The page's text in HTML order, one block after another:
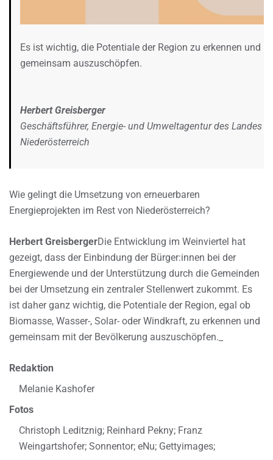
Es ist wichtig, die Potentiale der Region zu erkennen und
gemeinsam auszuschöpfen.
Herbert Greisberger
Geschäftsführer, Energie- und Umweltagentur des Landes
Niederösterreich
Wie gelingt die Umsetzung von erneuerbaren
Energieprojekten im Rest von Niederösterreich?
Herbert GreisbergerDie Entwicklung im Weinviertel hat
gezeigt, dass der Einbindung der Bürger:innen bei der
Energiewende und der Unterstützung durch die Gemeinden
bei der Umsetzung ein zentraler Stellenwert zukommt. Es
ist daher ganz wichtig, die Potentiale der Region, egal ob
Biomasse, Wasser-, Solar- oder Windkraft, zu erkennen und
gemeinsam mit der Bevölkerung auszuschöpfen._
Redaktion
Melanie Kashofer
Fotos
Christoph Leditznig; Reinhard Pekny; Franz
Weingartshofer; Sonnentor; eNu; Gettyimages;